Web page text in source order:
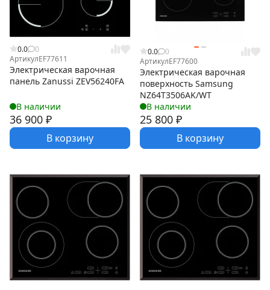
0.0
0
АртикулEF77611
Электрическая варочная
панель Zanussi ZEV56240FA
В наличии
36 900 ₽
В корзину
0.0
0
АртикулEF77600
Электрическая варочная
поверхность Samsung
NZ64T3506AK/WT
В наличии
25 800 ₽
В корзину